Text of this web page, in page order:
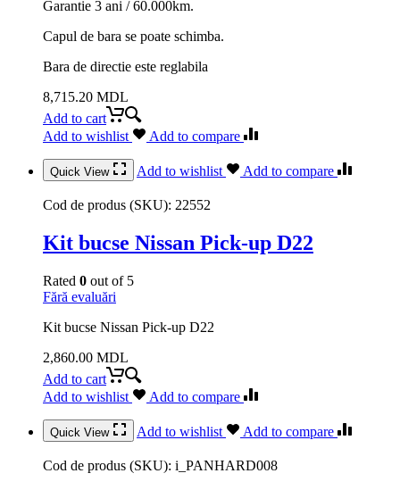
Garantie 3 ani / 60.000km.
Capul de bara se poate schimba.
Bara de directie este reglabila
8,715.20 MDL
Add to cart
Add to wishlist
Add to compare
Quick View Add to wishlist Add to compare
Cod de produs (SKU): 22552
Kit bucse Nissan Pick-up D22
Rated 0 out of 5
Fără evaluări
Kit bucse Nissan Pick-up D22
2,860.00 MDL
Add to cart
Add to wishlist
Add to compare
Quick View Add to wishlist Add to compare
Cod de produs (SKU): i_PANHARD008